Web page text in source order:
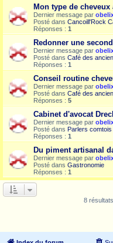
Mon type de
Dernier message par
Posté dans Cancoill'Rock
Réponses : 1
Redonner une
Dernier message par
Posté dans Café des
Réponses : 1
Conseil routine
Dernier message par
Posté dans Café des
Réponses : 5
Cabinet d'avocat
Dernier message par
Posté dans Parlers comtois
Réponses : 1
Du piment artisanal
Dernier message par
Posté dans Gastronomie
Réponses : 1
8